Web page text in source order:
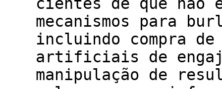
mecanismos para
incluindo compra
artificiais de
manipulação de